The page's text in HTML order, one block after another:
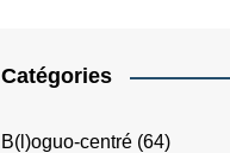
Catégories
B(l)oguo-centré(64)